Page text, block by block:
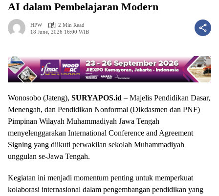
AI dalam Pembelajaran Modern
HPW
2 Min Read
18 June, 2026 16:00 WIB
Wonosobo (Jateng), SURYAPOS.id – Majelis Pendidikan Dasar,
Menengah, dan Pendidikan Nonformal (Dikdasmen dan PNF)
Pimpinan Wilayah Muhammadiyah Jawa Tengah
menyelenggarakan International Conference and Agreement
Signing yang diikuti perwakilan sekolah Muhammadiyah
unggulan se-Jawa Tengah.
Kegiatan ini menjadi momentum penting untuk memperkuat
kolaborasi internasional dalam pengembangan pendidikan yang